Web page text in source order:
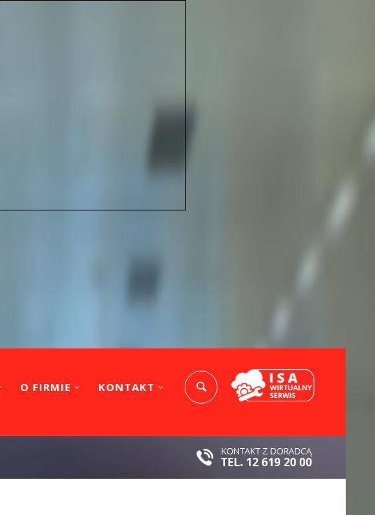
O FIRMIE KONTAKT